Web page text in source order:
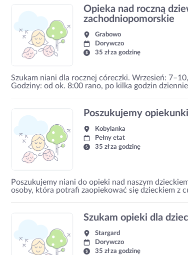
Opieka nad roczną
zachodniopomorskie
Grabowo
Dorywczo
35 zł za godzinę
Szukam niani dla rocznej córeczki. Wrzesień:
Godziny: od ok. 8:00 rano, po kilka godzin
Poszukujemy
Kobylanka
Pełny etat
35 zł za godzinę
Poszukujemy niani do opieki nad naszym
osoby, która potrafi zaopiekować się dzieckiem z
Szukam opieki dla
Stargard
Dorywczo
35 zł za godzinę